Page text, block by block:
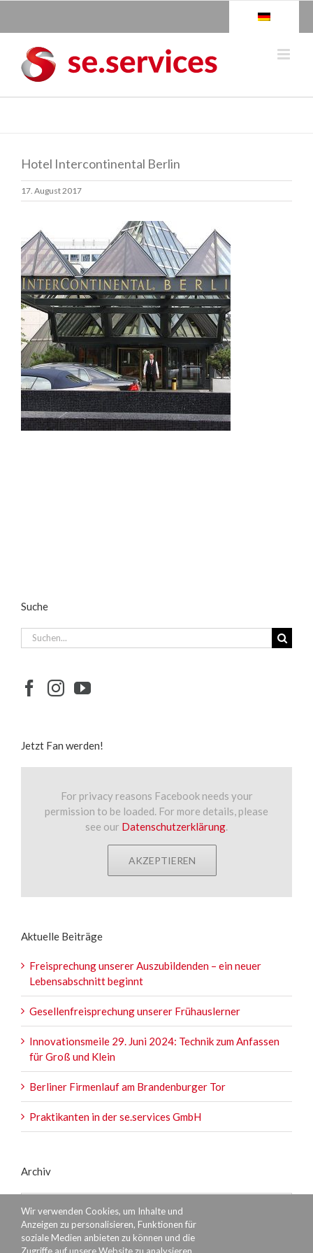
Hotel Intercontinental Berlin
17. August 2017
Suche
Suche
nach:
Jetzt Fan werden!
For privacy reasons Facebook needs your
permission to be loaded. For more details, please
see our Datenschutzerklärung.
AKZEPTIEREN
Aktuelle Beiträge
Freisprechung unserer Auszubildenden – ein neuer
Lebensabschnitt beginnt
Gesellenfreisprechung unserer Frühauslerner
Innovationsmeile 29. Juni 2024: Technik zum Anfassen
für Groß und Klein
Berliner Firmenlauf am Brandenburger Tor
Praktikanten in der se.services GmbH
Archiv
Wir verwenden Cookies, um Inhalte und
Anzeigen zu personalisieren, Funktionen für
soziale Medien anbieten zu können und die